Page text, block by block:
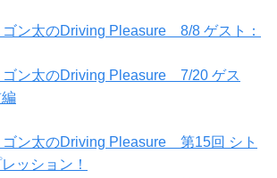
ン太のDriving Pleasure 8/8 ゲスト：
ゴン太のDriving Pleasure 7/20 ゲス
ゴン太のDriving Pleasure 第15回 シト
ッション！